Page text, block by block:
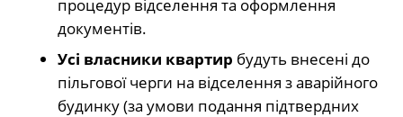
процедур відселення та оформлення
документів.
Усі власники квартир будуть внесені до
пільгової черги на відселення з аварійного
будинку (за умови подання підтвердних